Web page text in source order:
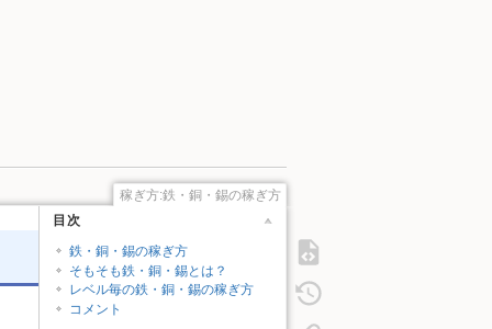
稼ぎ方:鉄・銅・錫の稼ぎ方
目次
鉄・銅・錫の稼ぎ方
そもそも鉄・銅・錫とは？
レベル毎の鉄・銅・錫の稼ぎ方
コメント